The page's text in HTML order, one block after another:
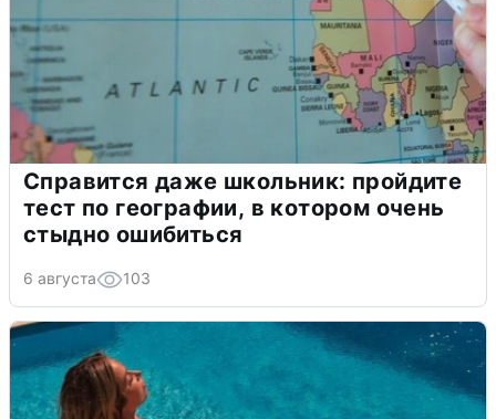
Справится даже школьник: пройдите
тест по географии, в котором очень
стыдно ошибиться
6 августа 103